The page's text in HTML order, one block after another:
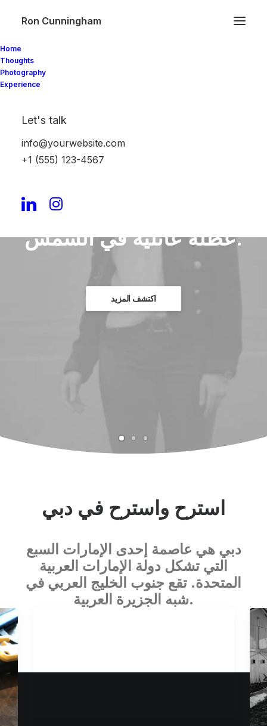
Ron Cunningham
Home
Thoughts
Photography
Experience
Let's talk
info@yourwebsite.com
+1 (555) 123-4567
المناخ المثالي لقضاء
عطلة عائلية في الشمس.
اكتشف المزيد
استرح واسترح في دبي
دبي هي عاصمة إحدى الإمارات السبع
التي تشكل دولة الإمارات العربية
المتحدة. تقع جنوب الخليج العربي في
شبه الجزيرة العربية.